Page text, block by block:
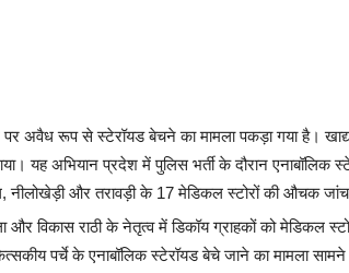
अवैध रूप से स्टेरॉयड बेचने का मामला पकड़ा गया है।
यह अभियान प्रदेश में पुलिस भर्ती के दौरान एनाबॉलिक
नीलोखेड़ी और तरावड़ी के 17 मेडिकल स्टोरों की औचक
और विकास राठी के नेतृत्व में डिकॉय ग्राहकों को मेडिकल
पर्चे के एनाबॉलिक स्टेरॉयड बेचे जाने का मामला